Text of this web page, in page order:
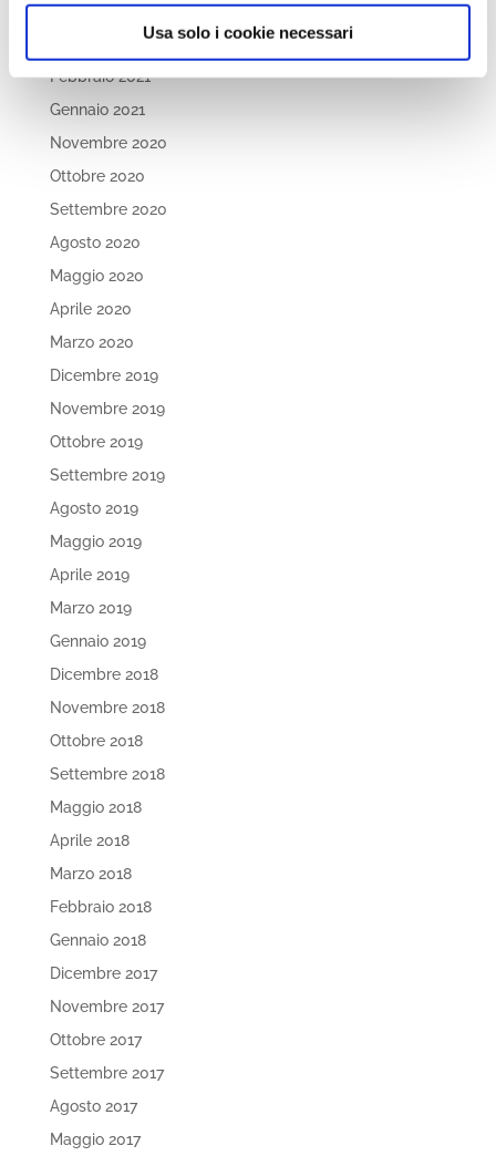
Usa solo i cookie necessari
Aprile 2021
Febbraio 2021
Gennaio 2021
Novembre 2020
Ottobre 2020
Settembre 2020
Agosto 2020
Maggio 2020
Aprile 2020
Marzo 2020
Dicembre 2019
Novembre 2019
Ottobre 2019
Settembre 2019
Agosto 2019
Maggio 2019
Aprile 2019
Marzo 2019
Gennaio 2019
Dicembre 2018
Novembre 2018
Ottobre 2018
Settembre 2018
Maggio 2018
Aprile 2018
Marzo 2018
Febbraio 2018
Gennaio 2018
Dicembre 2017
Novembre 2017
Ottobre 2017
Settembre 2017
Agosto 2017
Maggio 2017